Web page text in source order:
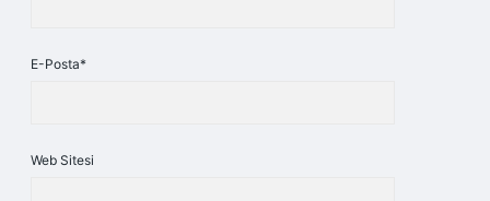
E-Posta*
Web Sitesi